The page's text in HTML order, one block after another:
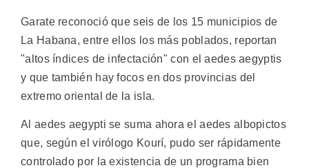
Garate reconoció que seis de los 15 municipios de
La Habana, entre ellos los más poblados, reportan
"altos índices de infectación" con el aedes aegyptis
y que también hay focos en dos provincias del
extremo oriental de la isla.
Al aedes aegypti se suma ahora el aedes albopictos
que, según el virólogo Kourí, pudo ser rápidamente
controlado por la existencia de un programa bien